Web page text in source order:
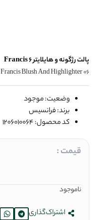
پالت رژگونه و هایلایتر 6 Francis
Francis Blush And Highlighter 06
وضعیت: موجود
برند: فرانسیس
کد محصول: 1206010064
قیمت :
ناموجود
اشتراک‌گذاری